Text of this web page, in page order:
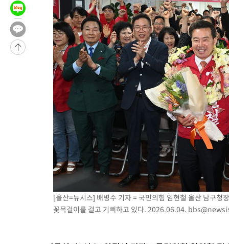
1시간 전 >
이집트, 가자 협상 당사자들에게 약속이행과 방해금지 촉구
2시간 전 >
트럼프, 이란 추가 요구에 "저강도 대응…이건 체스게임"
-31749초 전 >
[속보]경찰, '내부 비리' 자진신고자 징계 감면…포상금 1억으
-30993초 전 >
누그러진 극한 폭염…'낮 최고 34도' 무더위는 이어져[내일날
제주 골프장서 멧돼지 출현 결국 사살…'이용객 대피'
[속보]원·달러 환율, 2.3원 오른 1418.4원 마감
[속보]코스피, 40.89포인트(0.65%) 오른 6299.66 마감
[속보]코스닥, 55.66포인트(6.97%) 오른 854.47 마감
대포통장 107개로 불법도박 수익 5062억 세탁…19명 검거
[속보]이 대통령 "2028년 중순까지 광주 군공항 기능 다른 군
으로 임시 배치해 산단 조기 착공"
포항스틸야드 관중석 천장 석재 낙하…K리그 전구장 긴급 점검
[속보]'전장연 시위' 1호선 용산역 상행선 무정차 통과 종료
[속보]코스닥 지수 5%대 급등에 '매수 사이드카' 발동
[속보]원·달러 환율, 오전 9시 1410.3원
[속보]코스닥, 8.85포인트(1.11%) 오른 807.66 개장
[울산=뉴시스] 배병수 기자 = 국민의힘 임현철 울산 남구청
꽃목걸이를 걸고 기뻐하고 있다. 2026.06.04.